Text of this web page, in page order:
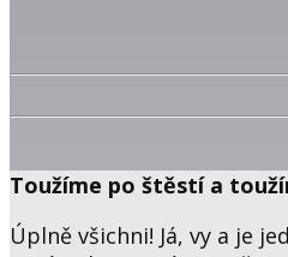
Toužíme po štěstí a
Úplně všichni! Já, vy a je